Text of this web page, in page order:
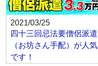
2021/03/25
四十三回忌法要僧侶派遣
（お坊さん手配）が人気
です！